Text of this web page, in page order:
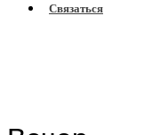
Связаться